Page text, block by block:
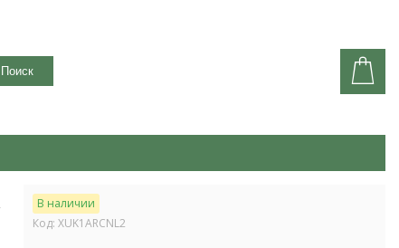
Поиск
В наличии
Код: XUK1ARCNL2